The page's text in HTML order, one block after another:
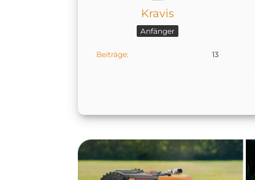
Kravis
Anfänger
Beiträge 13